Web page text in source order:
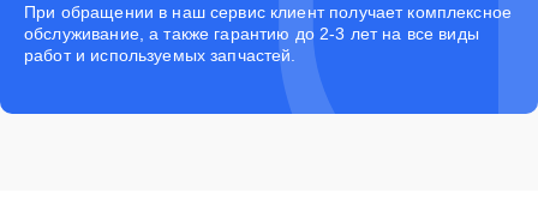
При обращении в наш сервис клиент получает комплексное
обслуживание, а также гарантию до 2-3 лет на все виды
работ и используемых запчастей.